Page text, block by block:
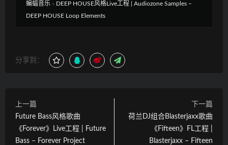
蝙蝠音乐 » DEEP HOUSE风格Live工程 | Audiozone Samples –
DEEP HOUSE Loop Elements
分享到：
上一篇
Future Bass风格歌曲
《Forever》Live工程 | Future
Bass – Forever Project
下一篇
荷兰DJ组合Blasterjaxx歌曲
《Fifteen》FL工程 |
Blasterjaxx – Fifteen